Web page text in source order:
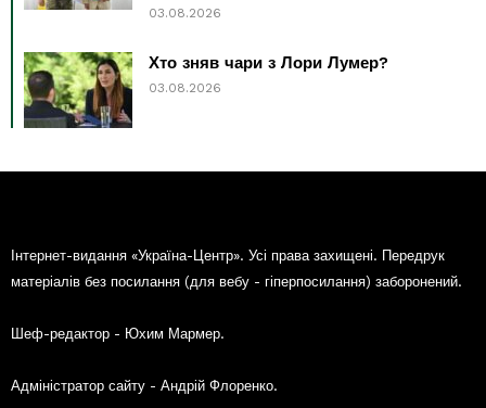
03.08.2026
Хто зняв чари з Лори Лумер?
03.08.2026
Інтернет-видання «Україна-Центр». Усі права захищені. Передрук
матеріалів без посилання (для вебу - гіперпосилання) заборонений.
Шеф-редактор - Юхим Мармер.
Адміністратор сайту - Андрій Флоренко.